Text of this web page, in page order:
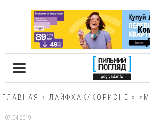
ГЛАВНАЯ » ЛАЙФХАК/КОРИСНЕ »
07.04.2019